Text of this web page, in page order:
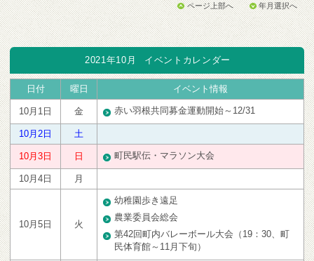
ページ上部へ 年月選択へ
2021年10月 イベントカレンダー
日付 曜日 イベント情報
10月1日 金 赤い羽根共同募金運動開始～12/31
10月2日 土
10月3日 日 町民駅伝・マラソン大会
10月4日 月
10月5日 火
幼稚園歩き遠足
農業委員会総会
第42回町内バレーボール大会（19：30、町
民体育館～11月下旬）